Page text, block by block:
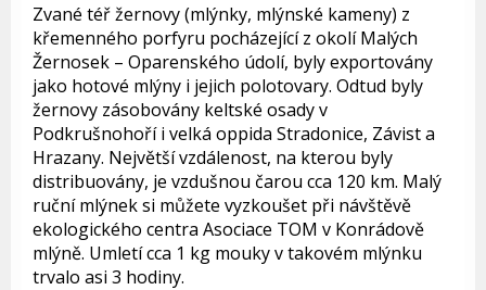
Zvané téř žernovy (mlýnky, mlýnské kameny) z
křemenného porfyru pocházející z okolí Malých
Žernosek – Oparenského údolí, byly exportovány
jako hotové mlýny i jejich polotovary. Odtud byly
žernovy zásobovány keltské osady v
Podkrušnohoří i velká oppida Stradonice, Závist a
Hrazany. Největší vzdálenost, na kterou byly
distribuovány, je vzdušnou čarou cca 120 km. Malý
ruční mlýnek si můžete vyzkoušet při návštěvě
ekologického centra Asociace TOM v Konrádově
mlýně. Umletí cca 1 kg mouky v takovém mlýnku
trvalo asi 3 hodiny.